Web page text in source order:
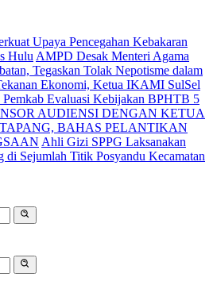
Upaya Pencegahan Kebakaran
Hulu AMPD Desak Menteri Agama
Tegaskan Tolak Nepotisme dalam
Ekonomi, Ketua IKAMI SulSel
Evaluasi Kebijakan BPHTB 5
AUDIENSI DENGAN KETUA
BAHAS PELANTIKAN
Ahli Gizi SPPG Laksanakan
di Sejumlah Titik Posyandu Kecamatan